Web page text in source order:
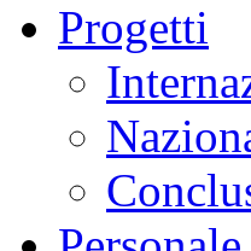
Progetti